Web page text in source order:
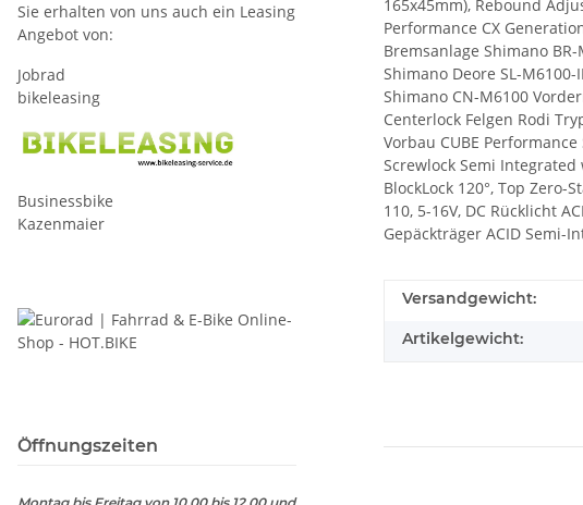
165x45mm), Rebound
Performance CX
Bremsanlage Shimano
Shimano Deore SL-
Shimano CN-M6100
Centerlock Felgen Rodi
Vorbau CUBE
Screwlock Semi Integrated
BlockLock 120°, Top Zero-
110, 5-16V, DC Rücklicht
Gepäckträger ACID Semi-
Versandgewicht:
Artikelgewicht:
Sie erhalten von uns auch ein Leasing
Angebot von:
Jobrad
bikeleasing
Businessbike
Kazenmaier
Öffnungszeiten